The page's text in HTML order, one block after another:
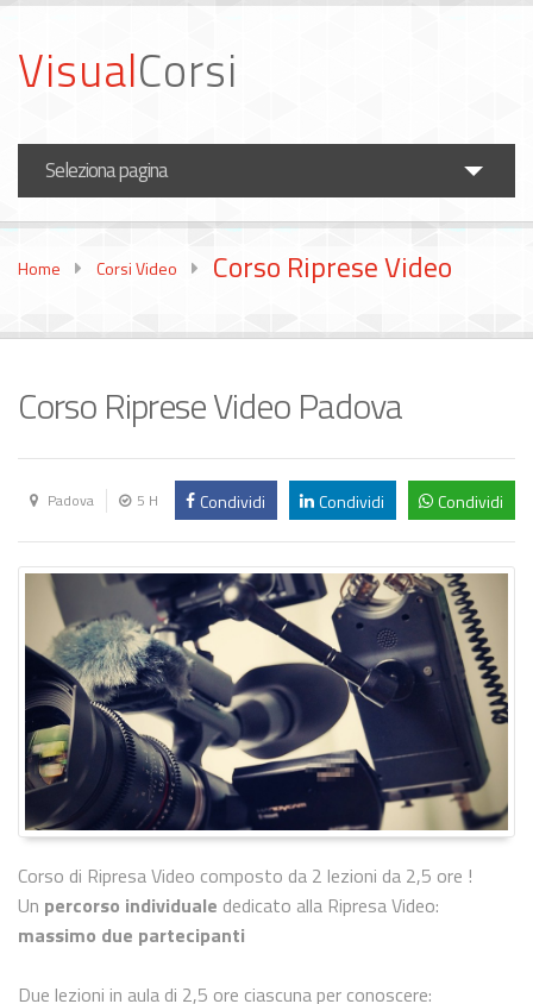
VisualCorsi
Seleziona pagina
Corsi Fotografia
Corsi Video
Formazione Aziende
Home Corsi Video Corso Riprese Video
Corso Riprese Video Padova
Padova 5 H Condividi Condividi Condividi
Corso di Ripresa Video composto da 2 lezioni da 2,5 ore !
Un percorso individuale dedicato alla Ripresa Video:
massimo due partecipanti
Due lezioni in aula di 2,5 ore ciascuna per conoscere: